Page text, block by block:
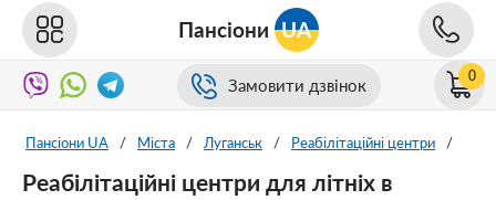
Пансіони UA
Замовити дзвінок 0
Пансіони UA / Міста / Луганськ / Реабілітаційні центри /
Реабілітаційні центри для літніх в